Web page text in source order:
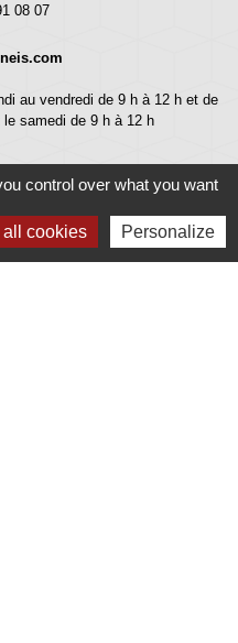
08 07
au vendredi de 9 h à 12 h et de
samedi de 9 h à 12 h
control over what you want
all cookies Personalize